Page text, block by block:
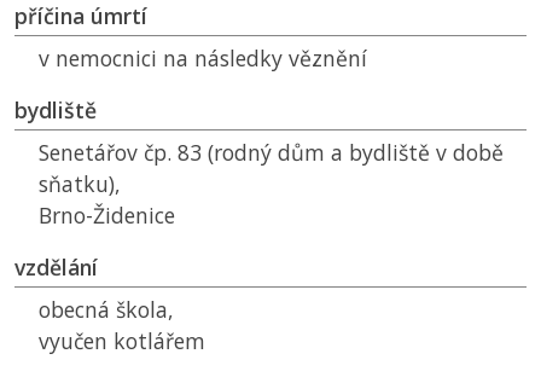
příčina úmrtí
v nemocnici na následky věznění
bydliště
Senetářov čp. 83 (rodný dům a bydliště v době
sňatku),
Brno-Židenice
vzdělání
obecná škola,
vyučen kotlářem